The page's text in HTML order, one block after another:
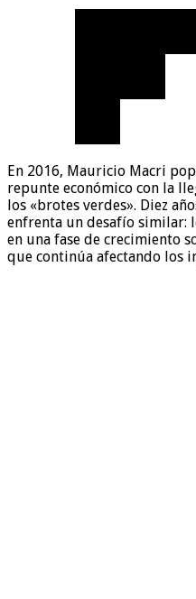
En 2016, Mauricio Macri
repunte económico con la
los «brotes verdes». Diez
enfrenta un desafío similar:
en una fase de crecimiento
que continúa afectando los